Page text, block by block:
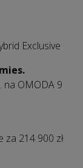
Exclusive
na OMODA 9
za 214 900 zł